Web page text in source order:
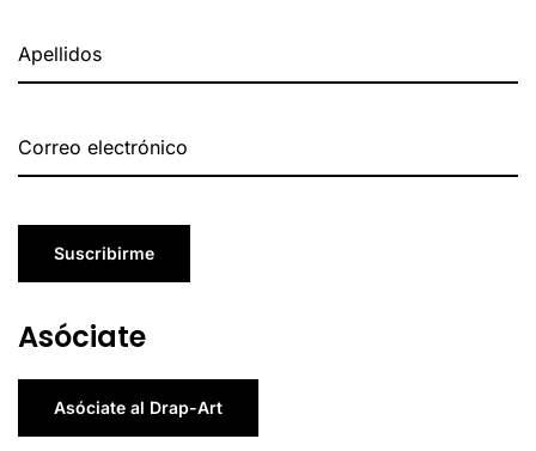
Suscribirme
Asóciate
Asóciate al Drap-Art